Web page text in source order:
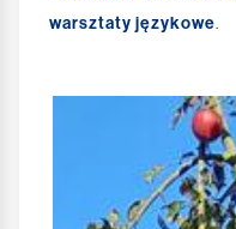
warsztaty językowe.